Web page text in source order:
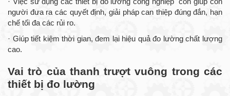
người đưa ra các quyết định, giải pháp can thiệp đúng đắn, hạn
chế tối đa các rủi ro.
· Giúp tiết kiệm thời gian, đem lại hiệu quả đo lường chất lượng
cao.
Vai trò của thanh trượt vuông trong các
thiết bị đo lường